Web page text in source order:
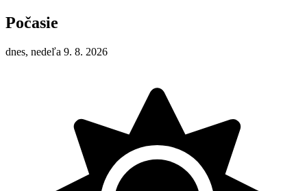
Počasie
dnes, nedeľa 9. 8. 2026